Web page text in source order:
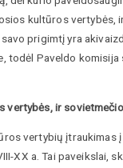
kultūros
prigimtį yra
todėl Paveldo
vertybės, ir
vertybių
XX a. Tai